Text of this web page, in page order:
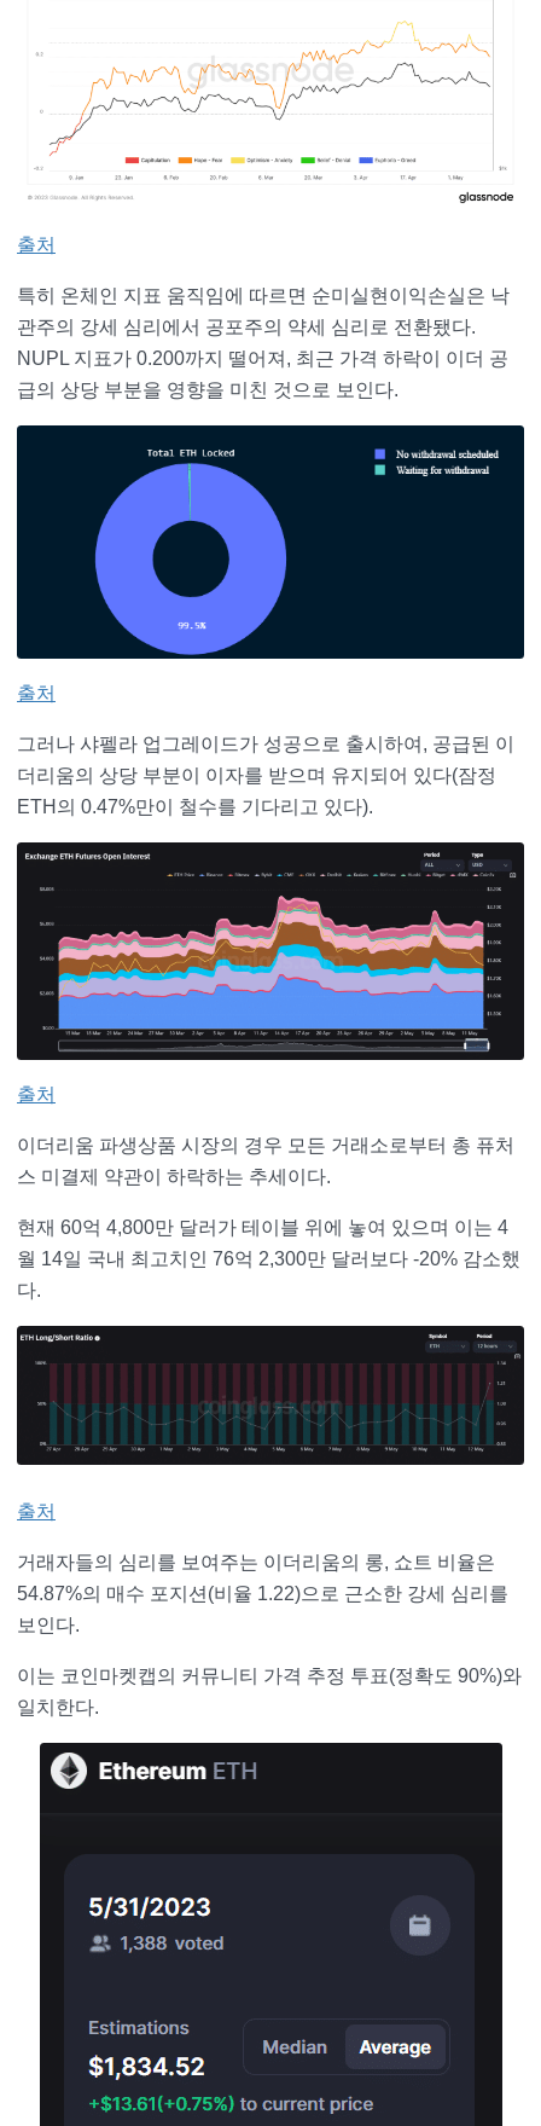
출처
특히 온체인 지표 움직임에 따르면 순미실현이익손실은 낙
관주의 강세 심리에서 공포주의 약세 심리로 전환됐다.
NUPL 지표가 0.200까지 떨어져, 최근 가격 하락이 이더 공
급의 상당 부분을 영향을 미친 것으로 보인다.
출처
그러나 샤펠라 업그레이드가 성공으로 출시하여, 공급된 이
더리움의 상당 부분이 이자를 받으며 유지되어 있다(잠정
ETH의 0.47%만이 철수를 기다리고 있다).
출처
이더리움 파생상품 시장의 경우 모든 거래소로부터 총 퓨처
스 미결제 약관이 하락하는 추세이다.
현재 60억 4,800만 달러가 테이블 위에 놓여 있으며 이는 4
월 14일 국내 최고치인 76억 2,300만 달러보다 -20% 감소했
다.
출처
거래자들의 심리를 보여주는 이더리움의 롱, 쇼트 비율은
54.87%의 매수 포지션(비율 1.22)으로 근소한 강세 심리를
보인다.
이는 코인마켓캡의 커뮤니티 가격 추정 투표(정확도 90%)와
일치한다.